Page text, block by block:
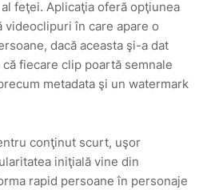
feţei. Aplicaţia oferă opţiunea
videoclipuri în care apare o
dacă aceasta şi-a dat
fiecare clip poartă semnale
metadata şi un watermark
conţinut scurt, uşor
iniţială vine din
rapid persoane în personaje